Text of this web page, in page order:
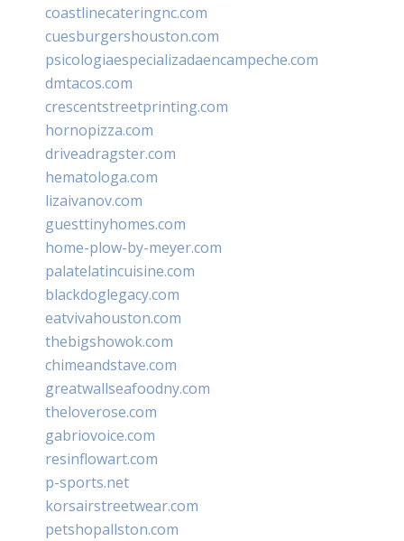
coastlinecateringnc.com
cuesburgershouston.com
psicologiaespecializadaencampeche.com
dmtacos.com
crescentstreetprinting.com
hornopizza.com
driveadragster.com
hematologa.com
lizaivanov.com
guesttinyhomes.com
home-plow-by-meyer.com
palatelatincuisine.com
blackdoglegacy.com
eatvivahouston.com
thebigshowok.com
chimeandstave.com
greatwallseafoodny.com
theloverose.com
gabriovoice.com
resinflowart.com
p-sports.net
korsairstreetwear.com
petshopallston.com